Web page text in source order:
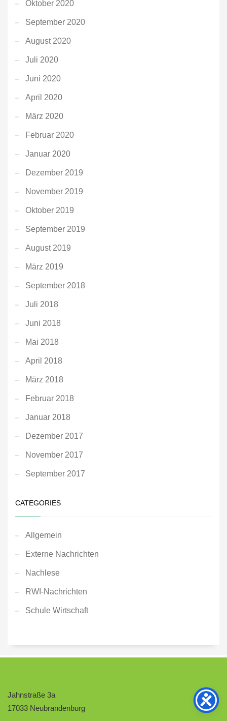
Oktober 2020
September 2020
August 2020
Juli 2020
Juni 2020
April 2020
März 2020
Februar 2020
Januar 2020
Dezember 2019
November 2019
Oktober 2019
September 2019
August 2019
März 2019
September 2018
Juli 2018
Juni 2018
Mai 2018
April 2018
März 2018
Februar 2018
Januar 2018
Dezember 2017
November 2017
September 2017
CATEGORIES
Allgemein
Externe Nachrichten
Nachlese
RWI-Nachrichten
Schule Wirtschaft
Jahnstraße 3a
17033 Neubrandenburg